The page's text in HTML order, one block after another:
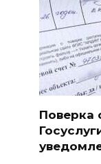
Поверка